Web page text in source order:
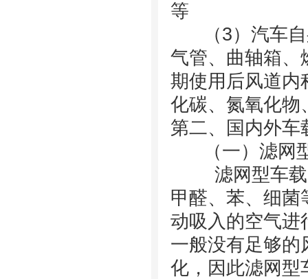
等
（3）汽车自
气管、曲轴箱、
期使用后风道内
化碳、氮氧化
第二、国内外车
（一）滤网
滤网型车载空
甲醛、苯、细菌
动吸入的空气进
一般没有足够的
化，因此滤网型